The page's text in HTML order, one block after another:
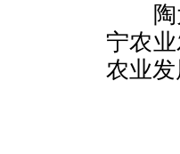
宁农
农业